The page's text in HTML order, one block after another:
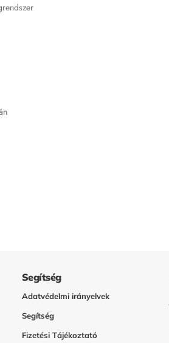
Segítség
Adatvédelmi irányelvek
Segítség
Fizetési Tájékoztató